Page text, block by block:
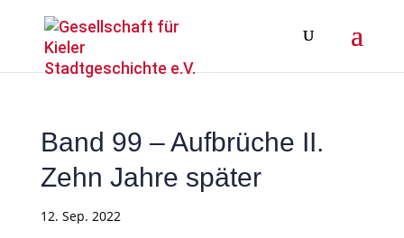
Band 99 – Aufbrüche II.
Zehn Jahre später
12. Sep. 2022